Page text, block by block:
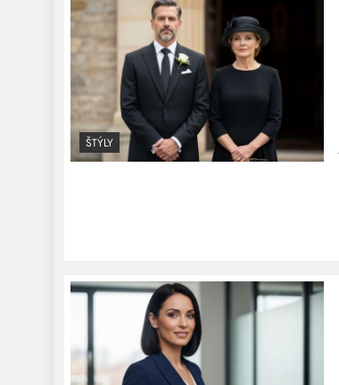
Čo obuť do klubu:
Kompletný sprievodca
výberom ideálnej obuvi
Ako nosiť ramonesku:
Kompletný sprievodca
štýlom a starostlivosťou
ŠTÝLY